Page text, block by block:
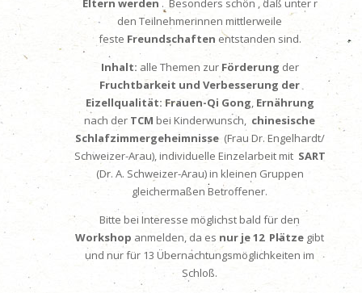
Eltern werden . Besonders schön , daß unter r
den Teilnehmerinnen mittlerweile
feste Freundschaften entstanden sind.
Inhalt: alle Themen zur Förderung der
Fruchtbarkeit und Verbesserung der
Eizellqualität: Frauen-Qi Gong, Ernährung
nach der TCM bei Kinderwunsch, chinesische
Schlafzimmergeheimnisse(Frau Dr. Engelhardt/
Schweizer-Arau), individuelle Einzelarbeit mit SART
(Dr. A. Schweizer-Arau) in kleinen Gruppen
gleichermaßen Betroffener.
Bitte bei Interesse möglichst bald für den
Workshop anmelden, da es nur je 12 Plätze gibt
und nur für 13 Übernachtungsmöglichkeiten im
Schloß.